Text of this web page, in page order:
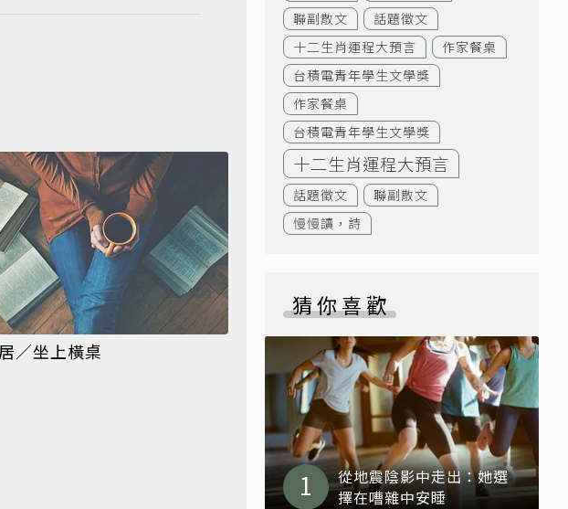
／坐上橫桌
聯副散文
話題徵文
十二生肖運程大預言
作家餐桌
台積電青年學生文學獎
作家餐桌
台積電青年學生文學獎
十二生肖運程大預言
話題徵文
聯副散文
慢慢讀，詩
猜你喜歡
從地震陰影中走出：她選
擇在嘈雜中安睡